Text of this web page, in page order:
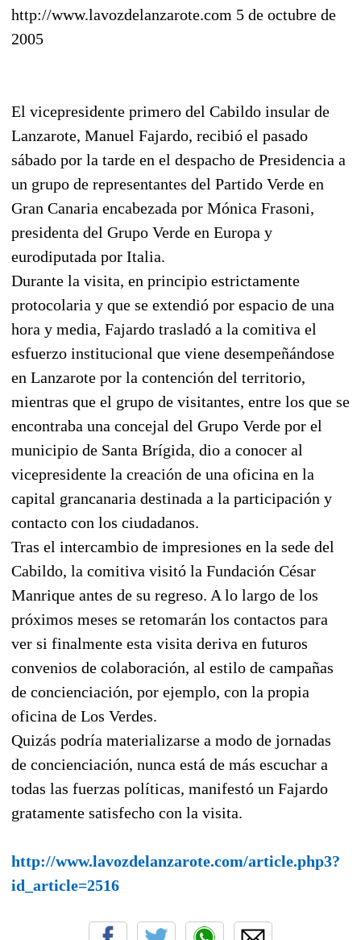
http://www.lavozdelanzarote.com 5 de octubre de
2005
El vicepresidente primero del Cabildo insular de
Lanzarote, Manuel Fajardo, recibió el pasado
sábado por la tarde en el despacho de Presidencia a
un grupo de representantes del Partido Verde en
Gran Canaria encabezada por Mónica Frasoni,
presidenta del Grupo Verde en Europa y
eurodiputada por Italia.
Durante la visita, en principio estrictamente
protocolaria y que se extendió por espacio de una
hora y media, Fajardo trasladó a la comitiva el
esfuerzo institucional que viene desempeñándose
en Lanzarote por la contención del territorio,
mientras que el grupo de visitantes, entre los que se
encontraba una concejal del Grupo Verde por el
municipio de Santa Brígida, dio a conocer al
vicepresidente la creación de una oficina en la
capital grancanaria destinada a la participación y
contacto con los ciudadanos.
Tras el intercambio de impresiones en la sede del
Cabildo, la comitiva visitó la Fundación César
Manrique antes de su regreso. A lo largo de los
próximos meses se retomarán los contactos para
ver si finalmente esta visita deriva en futuros
convenios de colaboración, al estilo de campañas
de concienciación, por ejemplo, con la propia
oficina de Los Verdes.
Quizás podría materializarse a modo de jornadas
de concienciación, nunca está de más escuchar a
todas las fuerzas políticas, manifestó un Fajardo
gratamente satisfecho con la visita.
http://www.lavozdelanzarote.com/article.php3?
id_article=2516